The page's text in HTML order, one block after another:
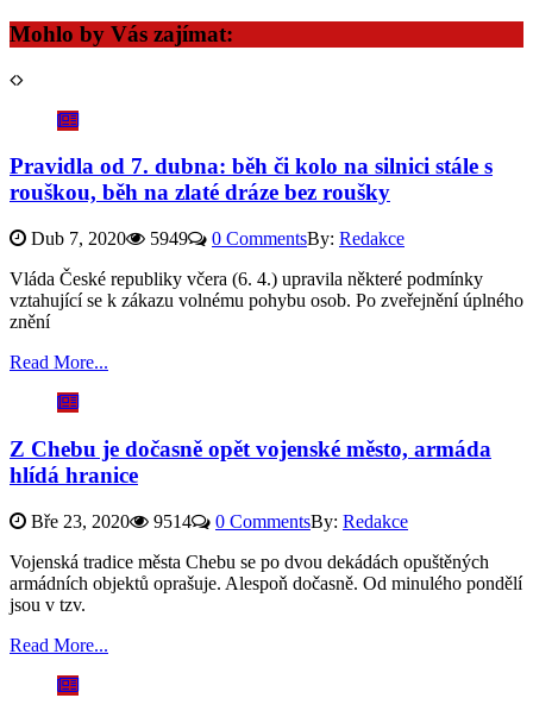
Mohlo by Vás zajímat:
Pravidla od 7. dubna: běh či kolo na silnici stále s
rouškou, běh na zlaté dráze bez roušky
Dub 7, 2020 5949 0 CommentsBy: Redakce
Vláda České republiky včera (6. 4.) upravila některé podmínky
vztahující se k zákazu volnému pohybu osob. Po zveřejnění úplného
znění
Read More...
Z Chebu je dočasně opět vojenské město, armáda
hlídá hranice
Bře 23, 2020 9514 0 CommentsBy: Redakce
Vojenská tradice města Chebu se po dvou dekádách opuštěných
armádních objektů oprašuje. Alespoň dočasně. Od minulého pondělí
jsou v tzv.
Read More...